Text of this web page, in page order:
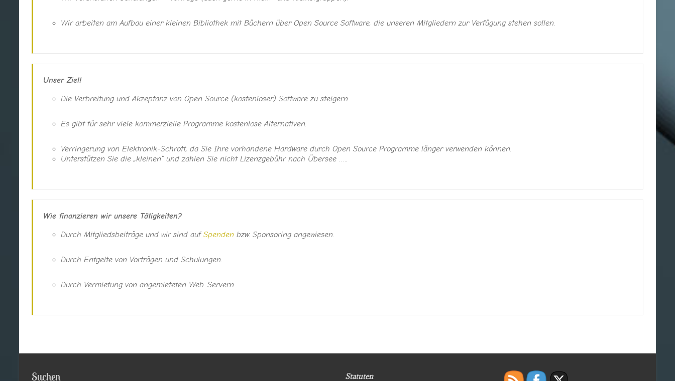
Wir arbeiten am Aufbau einer kleinen Bibliothek mit Büchern über Open Source Software, die unseren Mitgliedern zur Verfügung stehen sollen.
Unser Ziel!
Die Verbreitung und Akzeptanz von Open Source (kostenloser) Software zu steigern.
Es gibt für sehr viele kommerzielle Programme kostenlose Alternativen.
Verringerung von Elektronik-Schrott, da Sie Ihre vorhandene Hardware durch Open Source Programme länger verwenden können.
Unterstützen Sie die „kleinen“ und zahlen Sie nicht Lizenzgebühr nach Übersee …..
Wie finanzieren wir unsere Tätigkeiten?
Durch Mitgliedsbeiträge und wir sind aufSpenden bzw. Sponsoring angewiesen.
Durch Entgelte von Vorträgen und Schulungen.
Durch Vermietung von angemieteten Web-Servern.
Suchen Statuten